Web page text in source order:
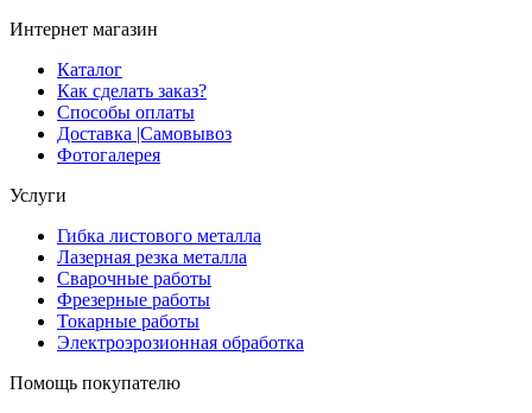
Интернет магазин
Каталог
Как сделать заказ?
Способы оплаты
Доставка |Cамовывоз
Фотогалерея
Услуги
Гибка листового металла
Лазерная резка металла
Сварочные работы
Фрезерные работы
Токарные работы
Электроэрозионная обработка
Помощь покупателю